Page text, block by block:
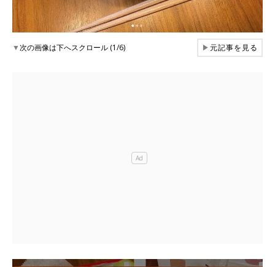
▼次の画像は下へスクロール (1/6) ▶元記事を見る